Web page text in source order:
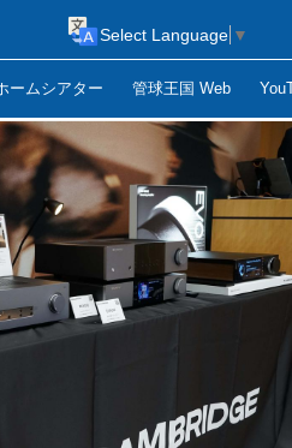
ームシアター 管球王国 Web
Select Language ▼